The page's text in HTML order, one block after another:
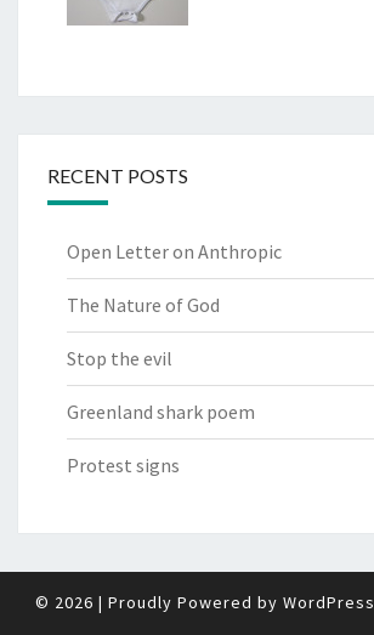
RECENT POSTS
Open Letter on Anthropic
The Nature of God
Stop the evil
Greenland shark poem
Protest signs
© 2026 | Proudly Powered by WordPress